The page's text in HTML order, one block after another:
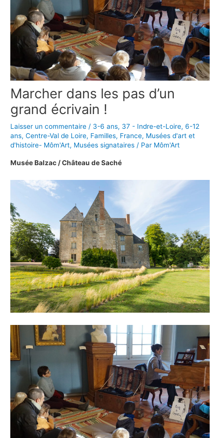
Marcher dans les pas d’un
grand écrivain !
Laisser un commentaire / 3-6 ans, 37 - Indre-et-Loire,6-12
ans,Centre-Val de Loire, Familles, France, Musées d'art et
d'histoire- Môm'Art, Musées signataires / Par Môm'Art
Musée Balzac / Château de Saché